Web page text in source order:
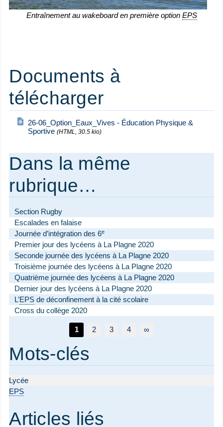
Entraînement au wakeboard en première option EPS
Documents à
télécharger
26-06_Option_Eaux_Vives - Éducation Physique &
Sportive (HTML, 30.5 kio)
Dans la même
rubrique…
Section Rugby
Escalades en falaise
Journée d’intégration des 6e
Premier jour des lycéens à La Plagne 2020
Seconde journée des lycéens à La Plagne 2020
Troisième journée des lycéens à La Plagne 2020
Quatrième journée des lycéens à La Plagne 2020
Dernier jour des lycéens à La Plagne 2020
L’EPSde déconfinement à la cité scolaire
Cross du collège 2020
1 2 3 4 ∞
Mots-clés
Lycée
EPS
Articles liés